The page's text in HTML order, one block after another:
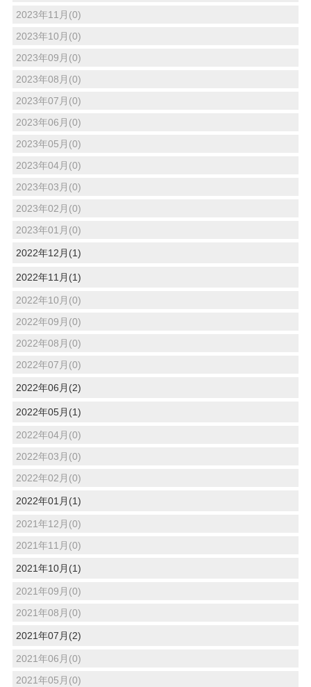
2023年11月(0)
2023年10月(0)
2023年09月(0)
2023年08月(0)
2023年07月(0)
2023年06月(0)
2023年05月(0)
2023年04月(0)
2023年03月(0)
2023年02月(0)
2023年01月(0)
2022年12月(1)
2022年11月(1)
2022年10月(0)
2022年09月(0)
2022年08月(0)
2022年07月(0)
2022年06月(2)
2022年05月(1)
2022年04月(0)
2022年03月(0)
2022年02月(0)
2022年01月(1)
2021年12月(0)
2021年11月(0)
2021年10月(1)
2021年09月(0)
2021年08月(0)
2021年07月(2)
2021年06月(0)
2021年05月(0)